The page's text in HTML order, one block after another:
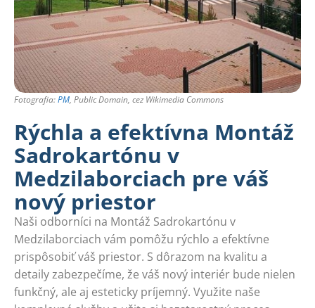
Fotografia:PM, Public Domain, cez Wikimedia Commons
Rýchla a efektívna Montáž
Sadrokartónu v
Medzilaborciach pre váš
nový priestor
Naši odborníci na Montáž Sadrokartónu v
Medzilaborciach vám pomôžu rýchlo a efektívne
prispôsobiť váš priestor. S dôrazom na kvalitu a
detaily zabezpečíme, že váš nový interiér bude nielen
funkčný, ale aj esteticky príjemný. Využite naše